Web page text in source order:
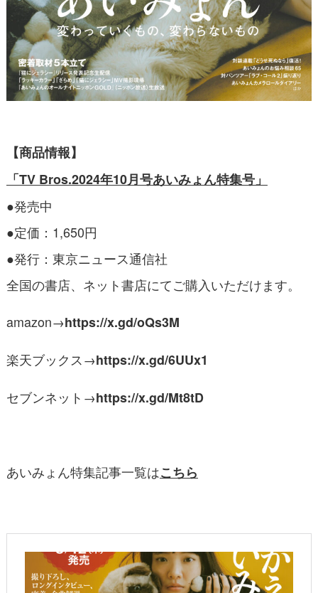
【商品情報】
「TV Bros.2024年10月号あいみょん特集号」
●発売中
●定価：1,650円
●発行：東京ニュース通信社
全国の書店、ネット書店にてご購入いただけます。
amazon→https://x.gd/oQs3M
楽天ブックス→https://x.gd/6UUx1
セブンネット→https://x.gd/Mt8tD
あいみょん特集記事一覧はこちら